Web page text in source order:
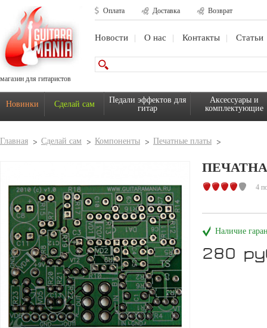
магазин для гитаристов
Оплата Доставка Возврат
Новости О нас Контакты Статьи
Новинки Сделай сам
Педали эффектов для
гитар
Аксессуары и
комплектующие
Главная Сделай сам Компоненты Печатные платы
4
Наличие
280